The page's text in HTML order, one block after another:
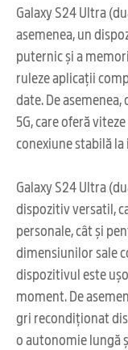
Galaxy S24 Ultra
asemenea, un
puternic și a
ruleze aplicații
date. De
5G, care oferă
conexiune stabilă
Galaxy S24 Ultra
dispozitiv versatil,
personale, cât și
dimensiunilor sale
dispozitivul este
moment. De
gri recondiționat
o autonomie lungă